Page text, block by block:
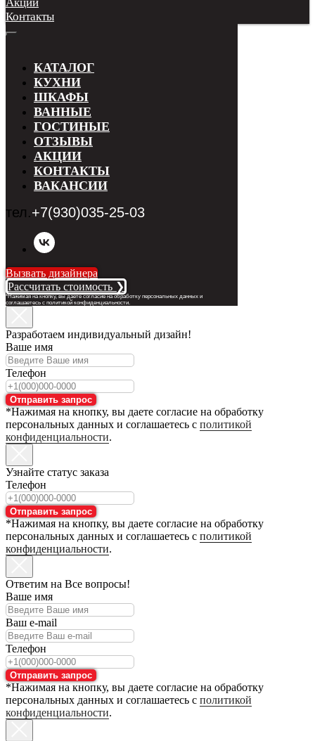
Контакты
КАТАЛОГ
КУХНИ
ШКАФЫ
ВАННЫЕ
ГОСТИНЫЕ
ОТЗЫВЫ
АКЦИИ
КОНТАКТЫ
ВАКАНСИИ
тел.+7(930)035-25-03
Вызвать дизайнера
Рассчитать стоимость ❯
*Нажимая на кнопку, вы даете согласие на обработку персональных данных и
соглашаетесь с политикой конфиденциальности.
Разработаем индивидуальный дизайн!
Ваше имя
Телефон
Отправить запрос
*Нажимая на кнопку, вы даете согласие на обработку
персональных данных и соглашаетесь с политикой
конфиденциальности.
Узнайте статус заказа
Телефон
Отправить запрос
*Нажимая на кнопку, вы даете согласие на обработку
персональных данных и соглашаетесь с политикой
конфиденциальности.
Ответим на Все вопросы!
Ваше имя
Ваш e-mail
Телефон
Отправить запрос
*Нажимая на кнопку, вы даете согласие на обработку
персональных данных и соглашаетесь с политикой
конфиденциальности.